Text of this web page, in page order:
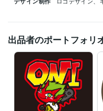
出品者のポートフォリ